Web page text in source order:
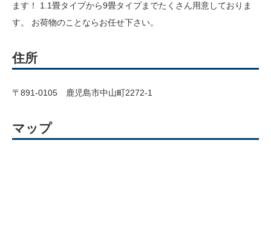
ます！ 1.1畳タイプから9畳タイプまでたくさん用意しておりま
す。 お荷物のことならお任せ下さい。
住所
〒891-0105 鹿児島市中山町2272-1
マップ